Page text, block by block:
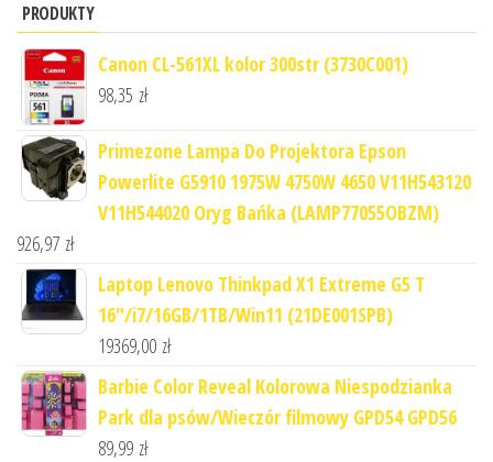
PRODUKTY
Canon CL-561XL kolor 300str (3730C001)
98,35 zł
Primezone Lampa Do Projektora Epson
Powerlite G5910 1975W 4750W 4650 V11H543120
V11H544020 Oryg Bańka (LAMP77055OBZM)
926,97 zł
Laptop Lenovo Thinkpad X1 Extreme G5 T
16"/i7/16GB/1TB/Win11 (21DE001SPB)
19369,00 zł
Barbie Color Reveal Kolorowa Niespodzianka
Park dla psów/Wieczór filmowy GPD54 GPD56
89,99 zł